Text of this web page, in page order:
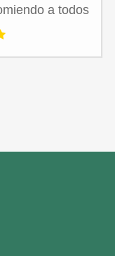
a todos